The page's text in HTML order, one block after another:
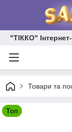
"ТІККО"
Товари та
Топ